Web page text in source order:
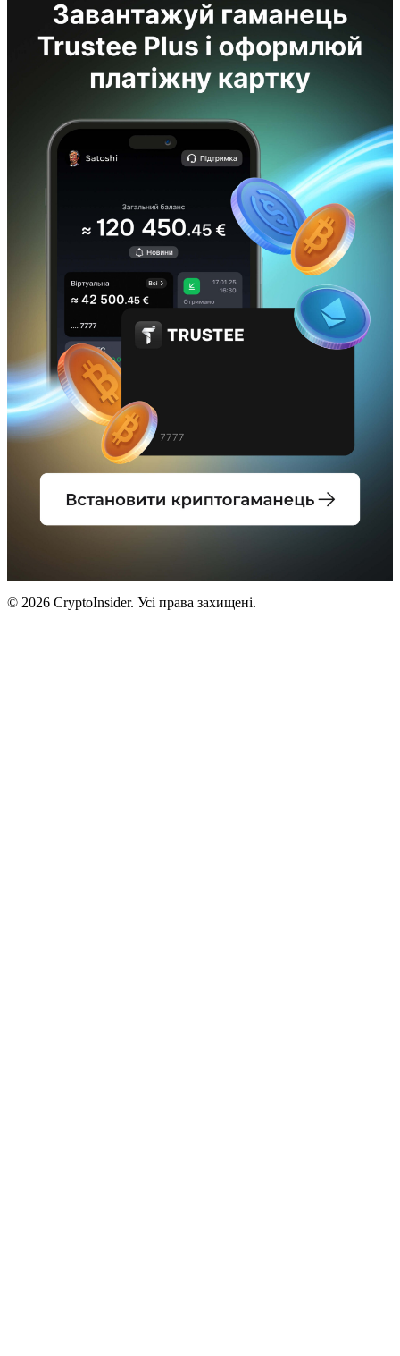
© 2026 CryptoInsider. Усі права захищені.